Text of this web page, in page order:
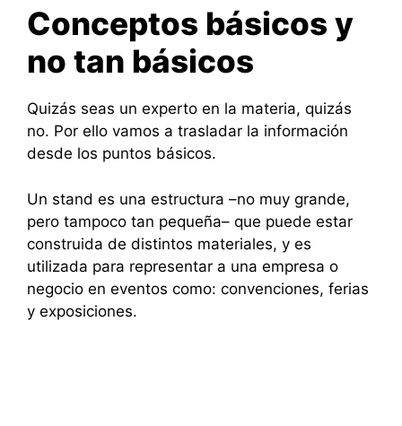
Conceptos básicos y
no tan básicos
Quizás seas un experto en la materia, quizás
no. Por ello vamos a trasladar la información
desde los puntos básicos.
Un stand es una estructura –no muy grande,
pero tampoco tan pequeña– que puede estar
construida de distintos materiales, y es
utilizada para representar a una empresa o
negocio en eventos como: convenciones, ferias
y exposiciones.